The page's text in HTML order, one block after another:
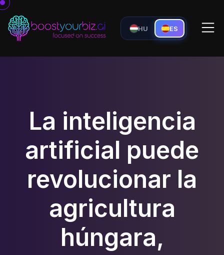
HU ES
La inteligencia
artificial puede
revolucionar la
agricultura
húngara,